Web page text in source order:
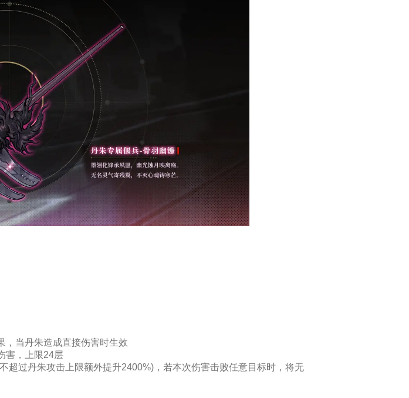
，当丹朱造成直接伤害时生效
害，上限24层
超过丹朱攻击上限额外提升2400%)，若本次伤害击败任意目标时，将无